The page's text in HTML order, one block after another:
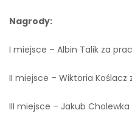
Nagrody:
I miejsce – Albin Talik za
II miejsce – Wiktoria Koślacz
III miejsce – Jakub Cholewka